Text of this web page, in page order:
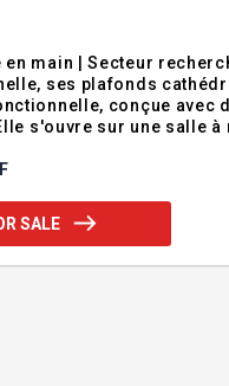
recherché de Terrebonne ! Cette
plafonds cathédrale et ses
conçue avec
sur une salle à
une
SALE